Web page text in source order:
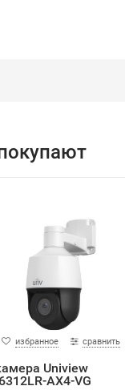
избранное сравнить
Uniview
AX4-VG